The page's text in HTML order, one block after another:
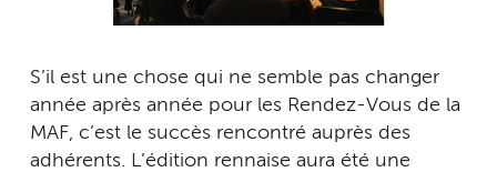
S’il est une chose qui ne semble pas changer
année après année pour les Rendez-Vous de la
MAF, c’est le succès rencontré auprès des
adhérents. L’édition rennaise aura été une